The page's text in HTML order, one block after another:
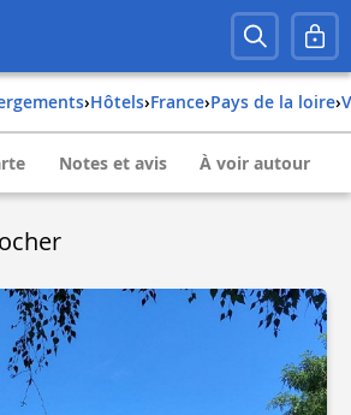
› Hôtels› france› pays de la loire›
Notes et avis À voir autour